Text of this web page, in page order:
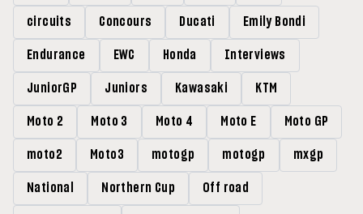
circuits Concours Ducati Emily Bondi
Endurance EWC Honda Interviews
JuniorGP Juniors Kawasaki KTM
Moto 2 Moto 3 Moto 4 Moto E Moto GP
moto2 Moto3 motogp motogp mxgp
National Northern Cup Off road